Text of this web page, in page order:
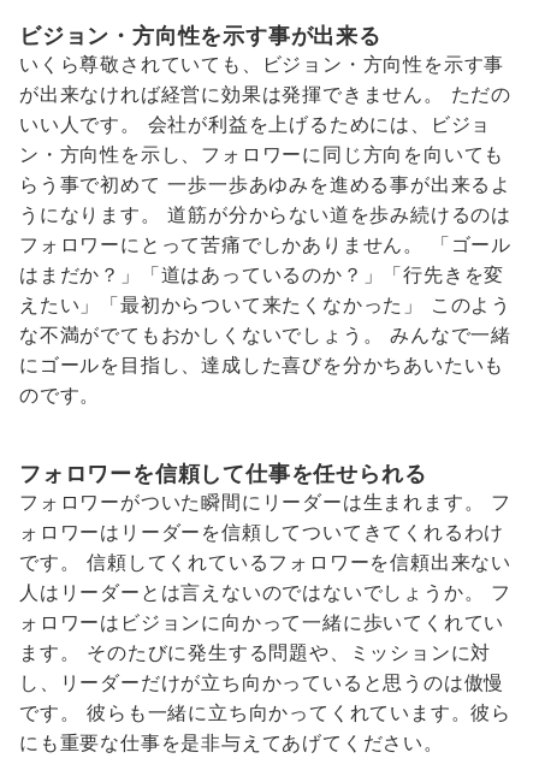
ビジョン・方向性を示す事が出来る
いくら尊敬されていても、ビジョン・方向性を示す事
が出来なければ経営に効果は発揮できません。 ただの
いい人です。 会社が利益を上げるためには、ビジョ
ン・方向性を示し、フォロワーに同じ方向を向いても
らう事で初めて 一歩一歩あゆみを進める事が出来るよ
うになります。 道筋が分からない道を歩み続けるのは
フォロワーにとって苦痛でしかありません。 「ゴール
はまだか？」「道はあっているのか？」「行先きを変
えたい」「最初からついて来たくなかった」 このよう
な不満がでてもおかしくないでしょう。 みんなで一緒
にゴールを目指し、達成した喜びを分かちあいたいも
のです。
フォロワーを信頼して仕事を任せられる
フォロワーがついた瞬間にリーダーは生まれます。 フ
ォロワーはリーダーを信頼してついてきてくれるわけ
です。 信頼してくれているフォロワーを信頼出来ない
人はリーダーとは言えないのではないでしょうか。 フ
ォロワーはビジョンに向かって一緒に歩いてくれてい
ます。 そのたびに発生する問題や、ミッションに対
し、リーダーだけが立ち向かっていると思うのは傲慢
です。 彼らも一緒に立ち向かってくれています。彼ら
にも重要な仕事を是非与えてあげてください。